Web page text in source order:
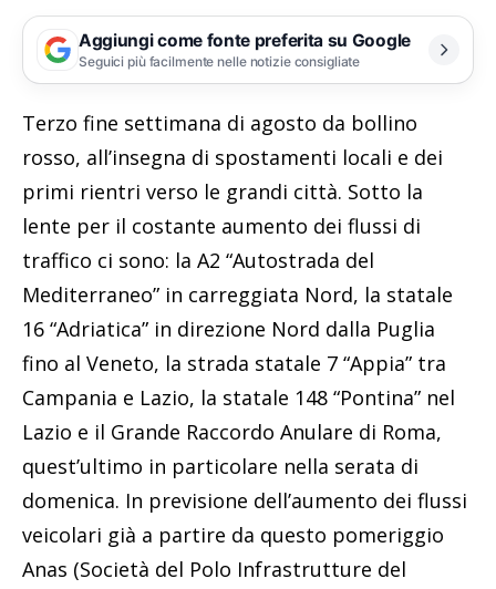
Aggiungi come fonte preferita su Google
Seguici più facilmente nelle notizie consigliate
Terzo fine settimana di agosto da bollino
rosso, all’insegna di spostamenti locali e dei
primi rientri verso le grandi città. Sotto la
lente per il costante aumento dei flussi di
traffico ci sono: la A2 “Autostrada del
Mediterraneo” in carreggiata Nord, la statale
16 “Adriatica” in direzione Nord dalla Puglia
fino al Veneto, la strada statale 7 “Appia” tra
Campania e Lazio, la statale 148 “Pontina” nel
Lazio e il Grande Raccordo Anulare di Roma,
quest’ultimo in particolare nella serata di
domenica. In previsione dell’aumento dei flussi
veicolari già a partire da questo pomeriggio
Anas (Società del Polo Infrastrutture del